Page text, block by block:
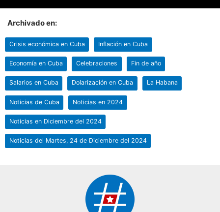
Archivado en:
Crisis económica en Cuba Inflación en Cuba
Economía en Cuba Celebraciones Fin de año
Salarios en Cuba Dolarización en Cuba La Habana
Noticias de Cuba Noticias en 2024
Noticias en Diciembre del 2024
Noticias del Martes, 24 de Diciembre del 2024